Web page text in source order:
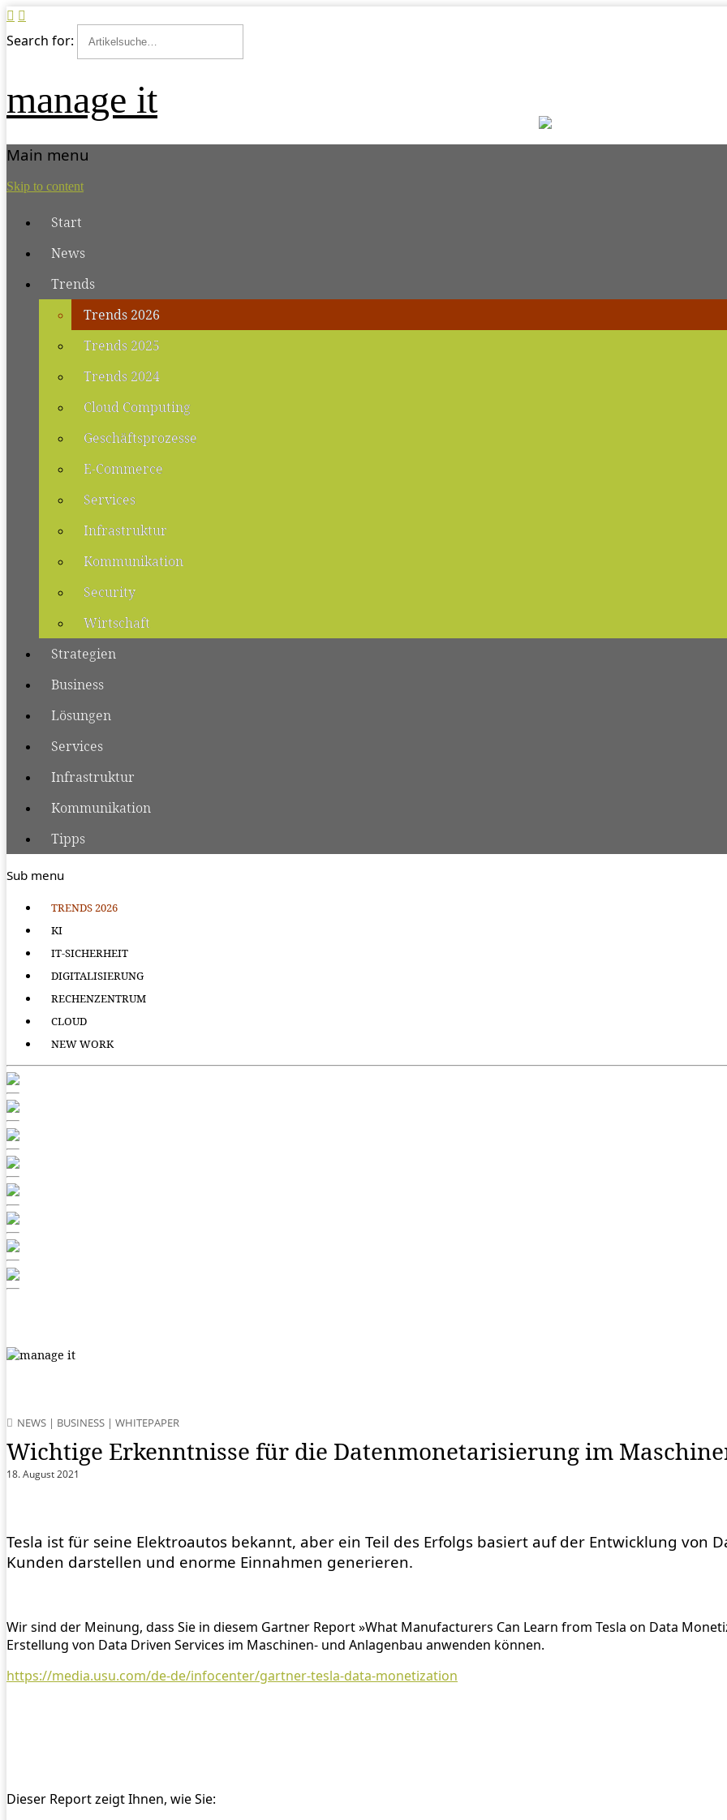
Search for:
manage it
Main menu
Skip to content
Start
News
Trends
Trends 2026
Trends 2025
Trends 2024
Cloud Computing
Geschäftsprozesse
E-Commerce
Services
Infrastruktur
Kommunikation
Security
Wirtschaft
Strategien
Business
Lösungen
Services
Infrastruktur
Kommunikation
Tipps
Sub menu
TRENDS 2026
KI
IT-SICHERHEIT
DIGITALISIERUNG
RECHENZENTRUM
CLOUD
NEW WORK
NEWS | BUSINESS | WHITEPAPER
Wichtige Erkenntnisse für die Datenmonetarisierung im
18. August 2021
Tesla ist für seine Elektroautos bekannt, aber ein Teil des Erfolgs basiert auf der Entwicklung von
Kunden darstellen und enorme Einnahmen generieren.
Wir sind der Meinung, dass Sie in diesem Gartner Report »What Manufacturers Can Learn from Tesla on Data
Erstellung von Data Driven Services im Maschinen- und Anlagenbau anwenden können.
https://media.usu.com/de-de/infocenter/gartner-tesla-data-monetization
Dieser Report zeigt Ihnen, wie Sie: